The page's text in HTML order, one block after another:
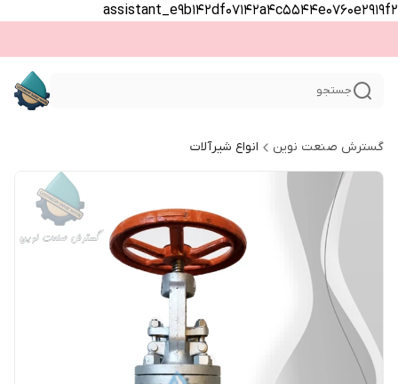
assistant_e9b142df07142a4c5544e0760e2919f2
جستجو
گسترش صنعت نوین انواع شیرآلات